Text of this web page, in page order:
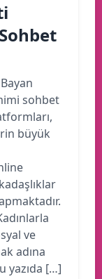
sohbet
büyük
ve
adına
yazıda […]